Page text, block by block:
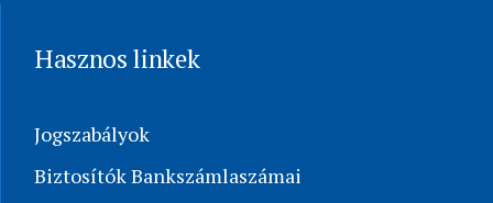
Hasznos linkek
Jogszabályok
Biztosítók Bankszámlaszámai